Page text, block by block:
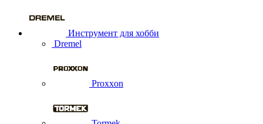
Инструмент для хобби
Dremel
Proxxon